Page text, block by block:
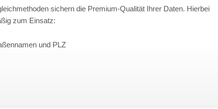
sichern die Premium-Qualität Ihrer Daten. Hierbei
zum Einsatz:
und PLZ